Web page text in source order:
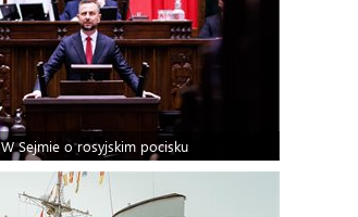
W Sejmie o rosyjskim pocisku